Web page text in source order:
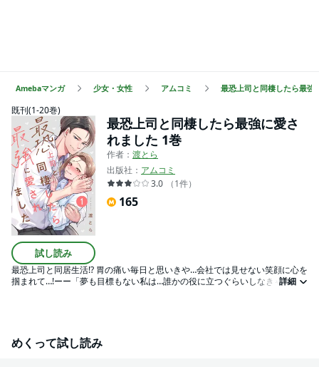
Amebaマンガ 少女・女性 アムコミ 最恐上司と同棲したら最強
既刊(1-20巻)
試し読み
最恐上司と同棲したら最強に愛さ
れました 1巻
作者： 渡とら
出版社： アムコミ
3.0
（1件）
165
最恐上司と同居生活!? 胃の痛い毎日と思いきや…会社では見せない笑顔に心を
掴まれて…!ーー「夢も目標もない私は…誰かの役に立つぐらいしなきゃ」会
長がおもむろに顔を寄せてきて…!?
詳細
めくって試し読み